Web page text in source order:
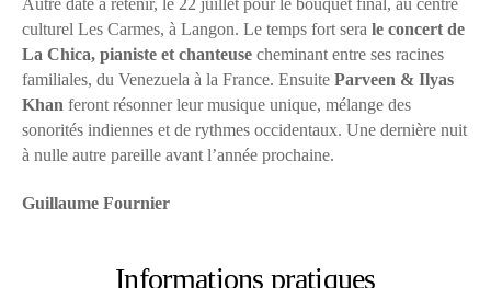
culturel Les Carmes, à Langon. Le temps fort sera le concert de
La Chica, pianiste et chanteuse cheminant entre ses racines
familiales, du Venezuela à la France. Ensuite Parveen & Ilyas
Khan feront résonner leur musique unique, mélange des
sonorités indiennes et de rythmes occidentaux. Une dernière nuit
à nulle autre pareille avant l’année prochaine.
Guillaume Fournier
Informations pratiques